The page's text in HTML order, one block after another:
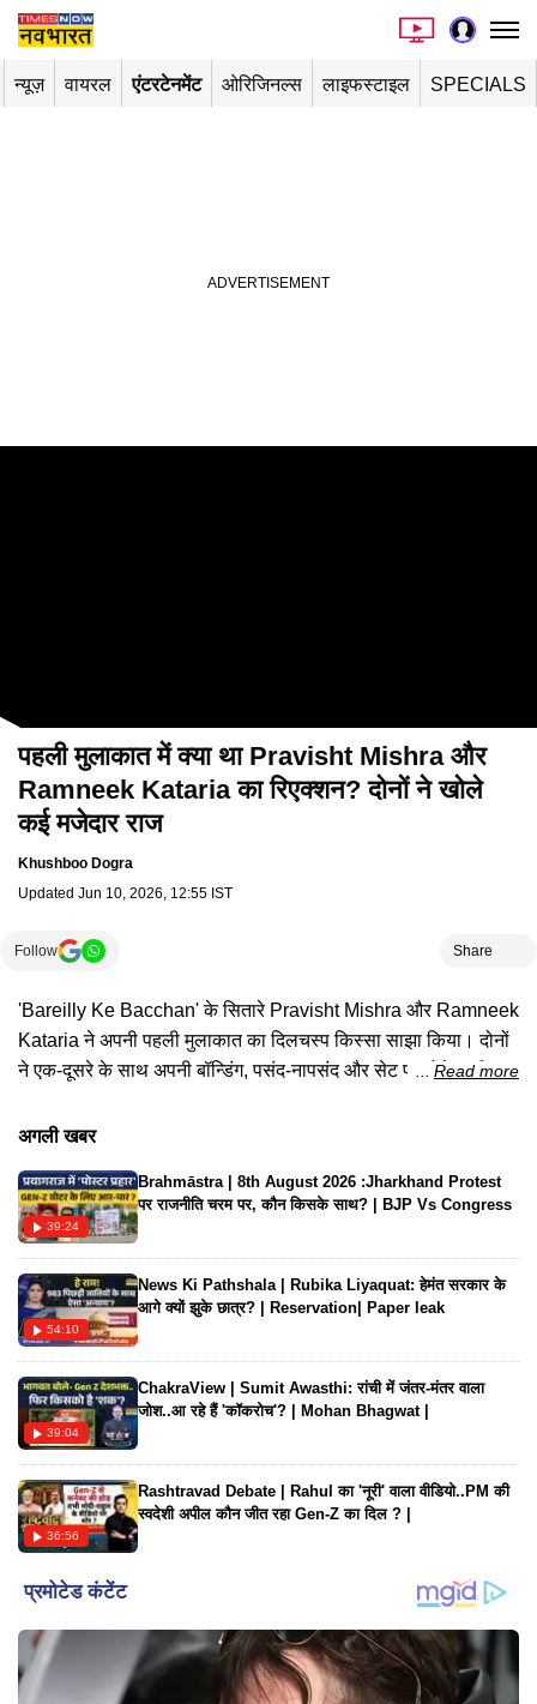
न्यूज़ वायरल एंटरटेनमेंट ओरिजिनल्स लाइफस्टाइल SPECIALS
पहली मुलाकात में क्या था Pravisht Mishra और
Ramneek Kataria का रिएक्शन? दोनों ने खोले
कई मजेदार राज
Khushboo Dogra
Updated Jun 10, 2026, 12:55 IST
Follow Share
'Bareilly Ke Bacchan' के सितारे Pravisht Mishra और Ramneek
Kataria ने अपनी पहली मुलाकात का दिलचस्प किस्सा साझा किया। दोनों
ने एक-दूसरे के साथ अपनी बॉन्डिंग, पसंद-नापसंद और सेट पर होने वाली
बातचीत।
Read more
अगली खबर
39:24
Brahmāstra | 8th August 2026 :Jharkhand Protest
पर राजनीति चरम पर, कौन किसके साथ? | BJP Vs Congress
54:10
News Ki Pathshala | Rubika Liyaquat: हेमंत सरकार के
आगे क्यों झुके छात्र? | Reservation| Paper leak
39:04
ChakraView | Sumit Awasthi: रांची में जंतर-मंतर वाला
जोश..आ रहे हैं 'कॉकरोच'? | Mohan Bhagwat |
36:56
Rashtravad Debate | Rahul का 'नूरी' वाला वीडियो..PM की
स्वदेशी अपील कौन जीत रहा Gen-Z का दिल ? |